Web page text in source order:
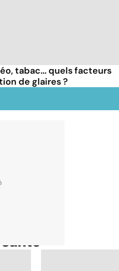
tabac... quels facteurs
de glaires ?